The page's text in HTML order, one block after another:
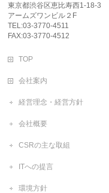
東京都渋谷区恵比寿西1-18-3
アームズワンビル２F
TEL:03-3770-4511
FAX:03-3770-4512
TOP
会社案内
経営理念・経営方針
会社概要
CSRの主な取組
ITへの提言
環境方針